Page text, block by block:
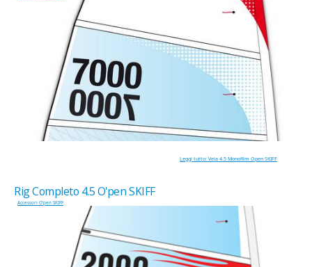
Leggi tutto: Vela 4.5 Monofilm Open SKIFF
Rig Completo 4.5 O'pen SKIFF
Accessori O'pen SKIFF